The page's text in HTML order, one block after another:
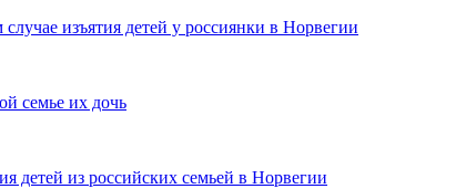
изъятия детей у россиянки в Норвегии
семье их дочь
детей из российских семьей в Норвегии